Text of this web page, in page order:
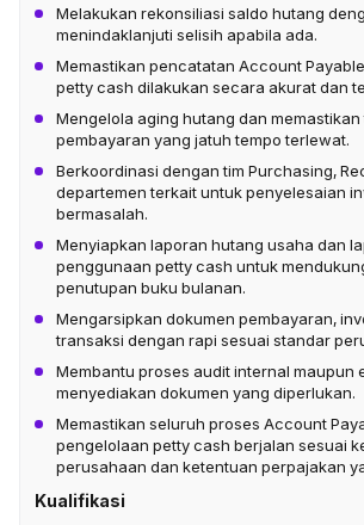
Melakukan rekonsiliasi saldo hutang
menindaklanjuti selisih apabila ada.
Memastikan pencatatan Account
petty cash dilakukan secara akurat dan
Mengelola aging hutang dan memastikan
pembayaran yang jatuh tempo terlewat.
Berkoordinasi dengan tim Purchasing,
departemen terkait untuk penyelesaian
bermasalah.
Menyiapkan laporan hutang usaha dan
penggunaan petty cash untuk
penutupan buku bulanan.
Mengarsipkan dokumen pembayaran,
transaksi dengan rapi sesuai standar
Membantu proses audit internal maupun
menyediakan dokumen yang diperlukan.
Memastikan seluruh proses Account
pengelolaan petty cash berjalan sesuai
perusahaan dan ketentuan perpajakan
Kualifikasi